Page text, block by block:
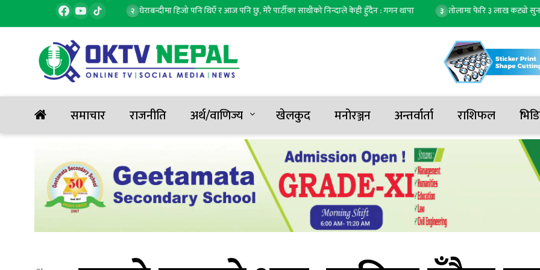
कतिमा हुँदैछ किनबेच? २ घेराबन्दीमा हिजो पनि थिएँ र आज पनि छु, मेरै पार्टीका साथीको निन्दाले केही हुँदैन : गगन थापा तोलामा फेरि ३ लाख कट्यो सुनको
समाचार राजनीति अर्थ/वाणिज्य खेलकुद मनोरञ्जन अन्तर्वार्ता राशिफल